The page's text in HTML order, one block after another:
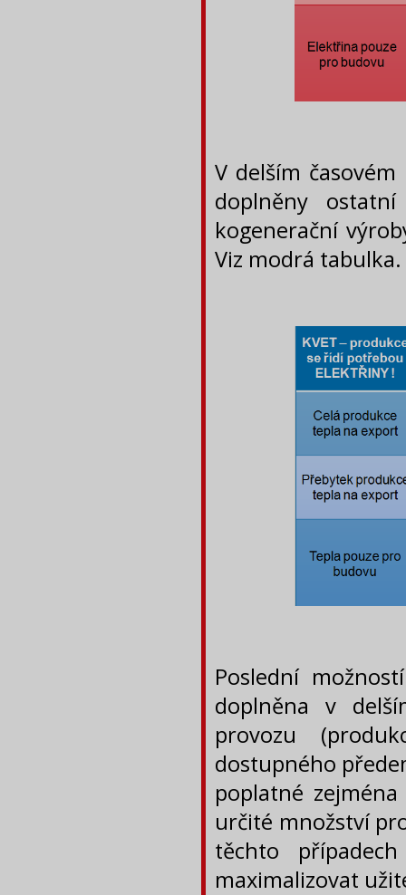
V delším
doplněny
kogenerační
Viz modrá tabulka.
Poslední
doplněna v
provozu
dostupného
poplatné
určité množství
těchto
maximalizovat